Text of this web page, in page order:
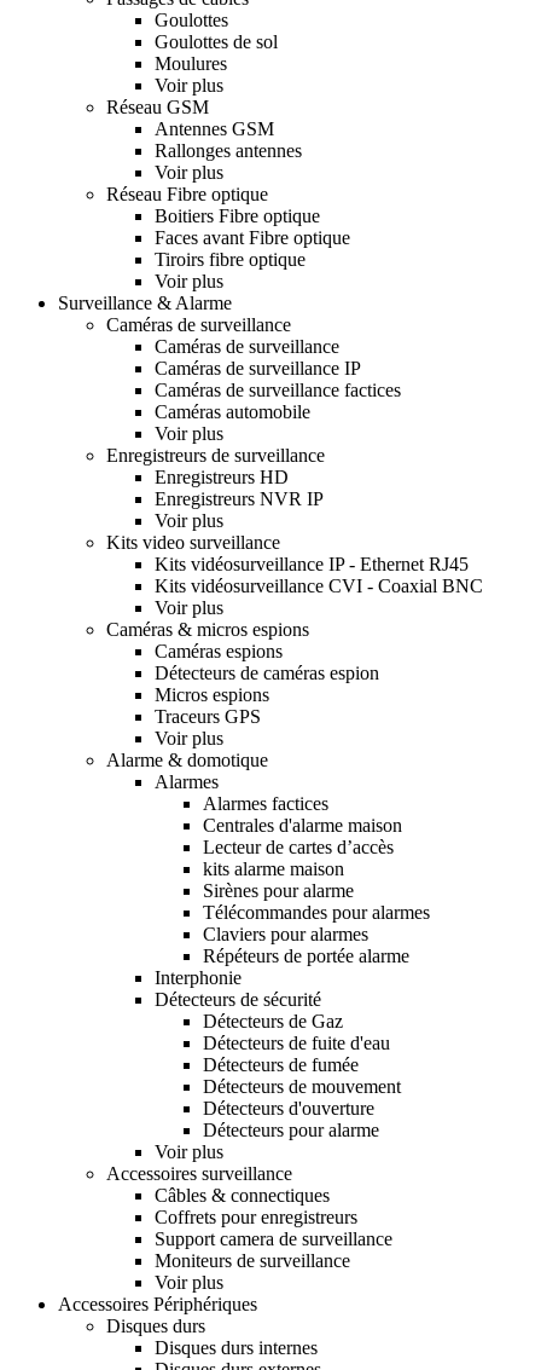
Goulottes
Goulottes de sol
Moulures
Voir plus
Réseau GSM
Antennes GSM
Rallonges antennes
Voir plus
Réseau Fibre optique
Boitiers Fibre optique
Faces avant Fibre optique
Tiroirs fibre optique
Voir plus
Surveillance & Alarme
Caméras de surveillance
Caméras de surveillance
Caméras de surveillance IP
Caméras de surveillance factices
Caméras automobile
Voir plus
Enregistreurs de surveillance
Enregistreurs HD
Enregistreurs NVR IP
Voir plus
Kits video surveillance
Kits vidéosurveillance IP - Ethernet RJ45
Kits vidéosurveillance CVI - Coaxial BNC
Voir plus
Caméras & micros espions
Caméras espions
Détecteurs de caméras espion
Micros espions
Traceurs GPS
Voir plus
Alarme & domotique
Alarmes
Alarmes factices
Centrales d'alarme maison
Lecteur de cartes d’accès
kits alarme maison
Sirènes pour alarme
Télécommandes pour alarmes
Claviers pour alarmes
Répéteurs de portée alarme
Interphonie
Détecteurs de sécurité
Détecteurs de Gaz
Détecteurs de fuite d'eau
Détecteurs de fumée
Détecteurs de mouvement
Détecteurs d'ouverture
Détecteurs pour alarme
Voir plus
Accessoires surveillance
Câbles & connectiques
Coffrets pour enregistreurs
Support camera de surveillance
Moniteurs de surveillance
Voir plus
Accessoires Périphériques
Disques durs
Disques durs internes